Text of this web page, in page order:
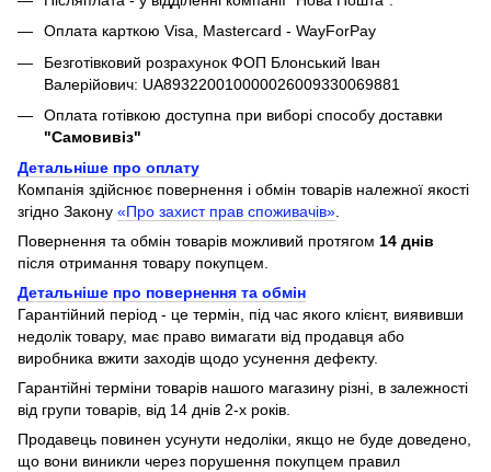
Оплата карткою Visa, Mastercard - WayForPay
Безготівковий розрахунок ФОП Блонський Іван
Валерійович: UA893220010000026009330069881
Оплата готівкою доступна при виборі способу доставки
"Самовивіз"
Детальніше про оплату
Компанія здійснює повернення і обмін товарів належної якості
згідно Закону «Про захист прав споживачів».
Повернення та обмін товарів можливий протягом 14 днів
після отримання товару покупцем.
Детальніше про повернення та обмін
Гарантійний період - це термін, під час якого клієнт, виявивши
недолік товару, має право вимагати від продавця або
виробника вжити заходів щодо усунення дефекту.
Гарантійні терміни товарів нашого магазину різні, в залежності
від групи товарів, від 14 днів 2-х років.
Продавець повинен усунути недоліки, якщо не буде доведено,
що вони виникли через порушення покупцем правил